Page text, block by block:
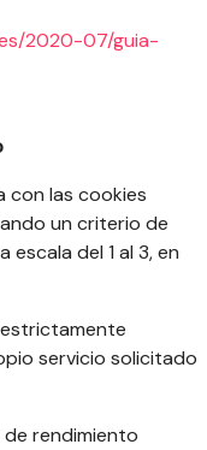
2020-07/guia-
con las cookies
un criterio de
del 1 al 3, en
servicio solicitado
rendimiento